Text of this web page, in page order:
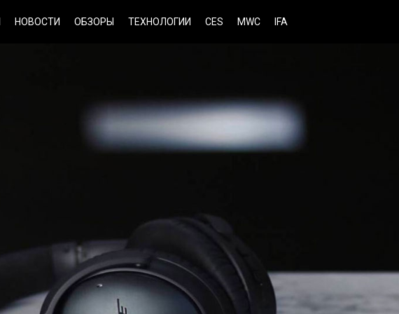
НОВОСТИ ОБЗОРЫ ТЕХНОЛОГИИ CES MWC IFA